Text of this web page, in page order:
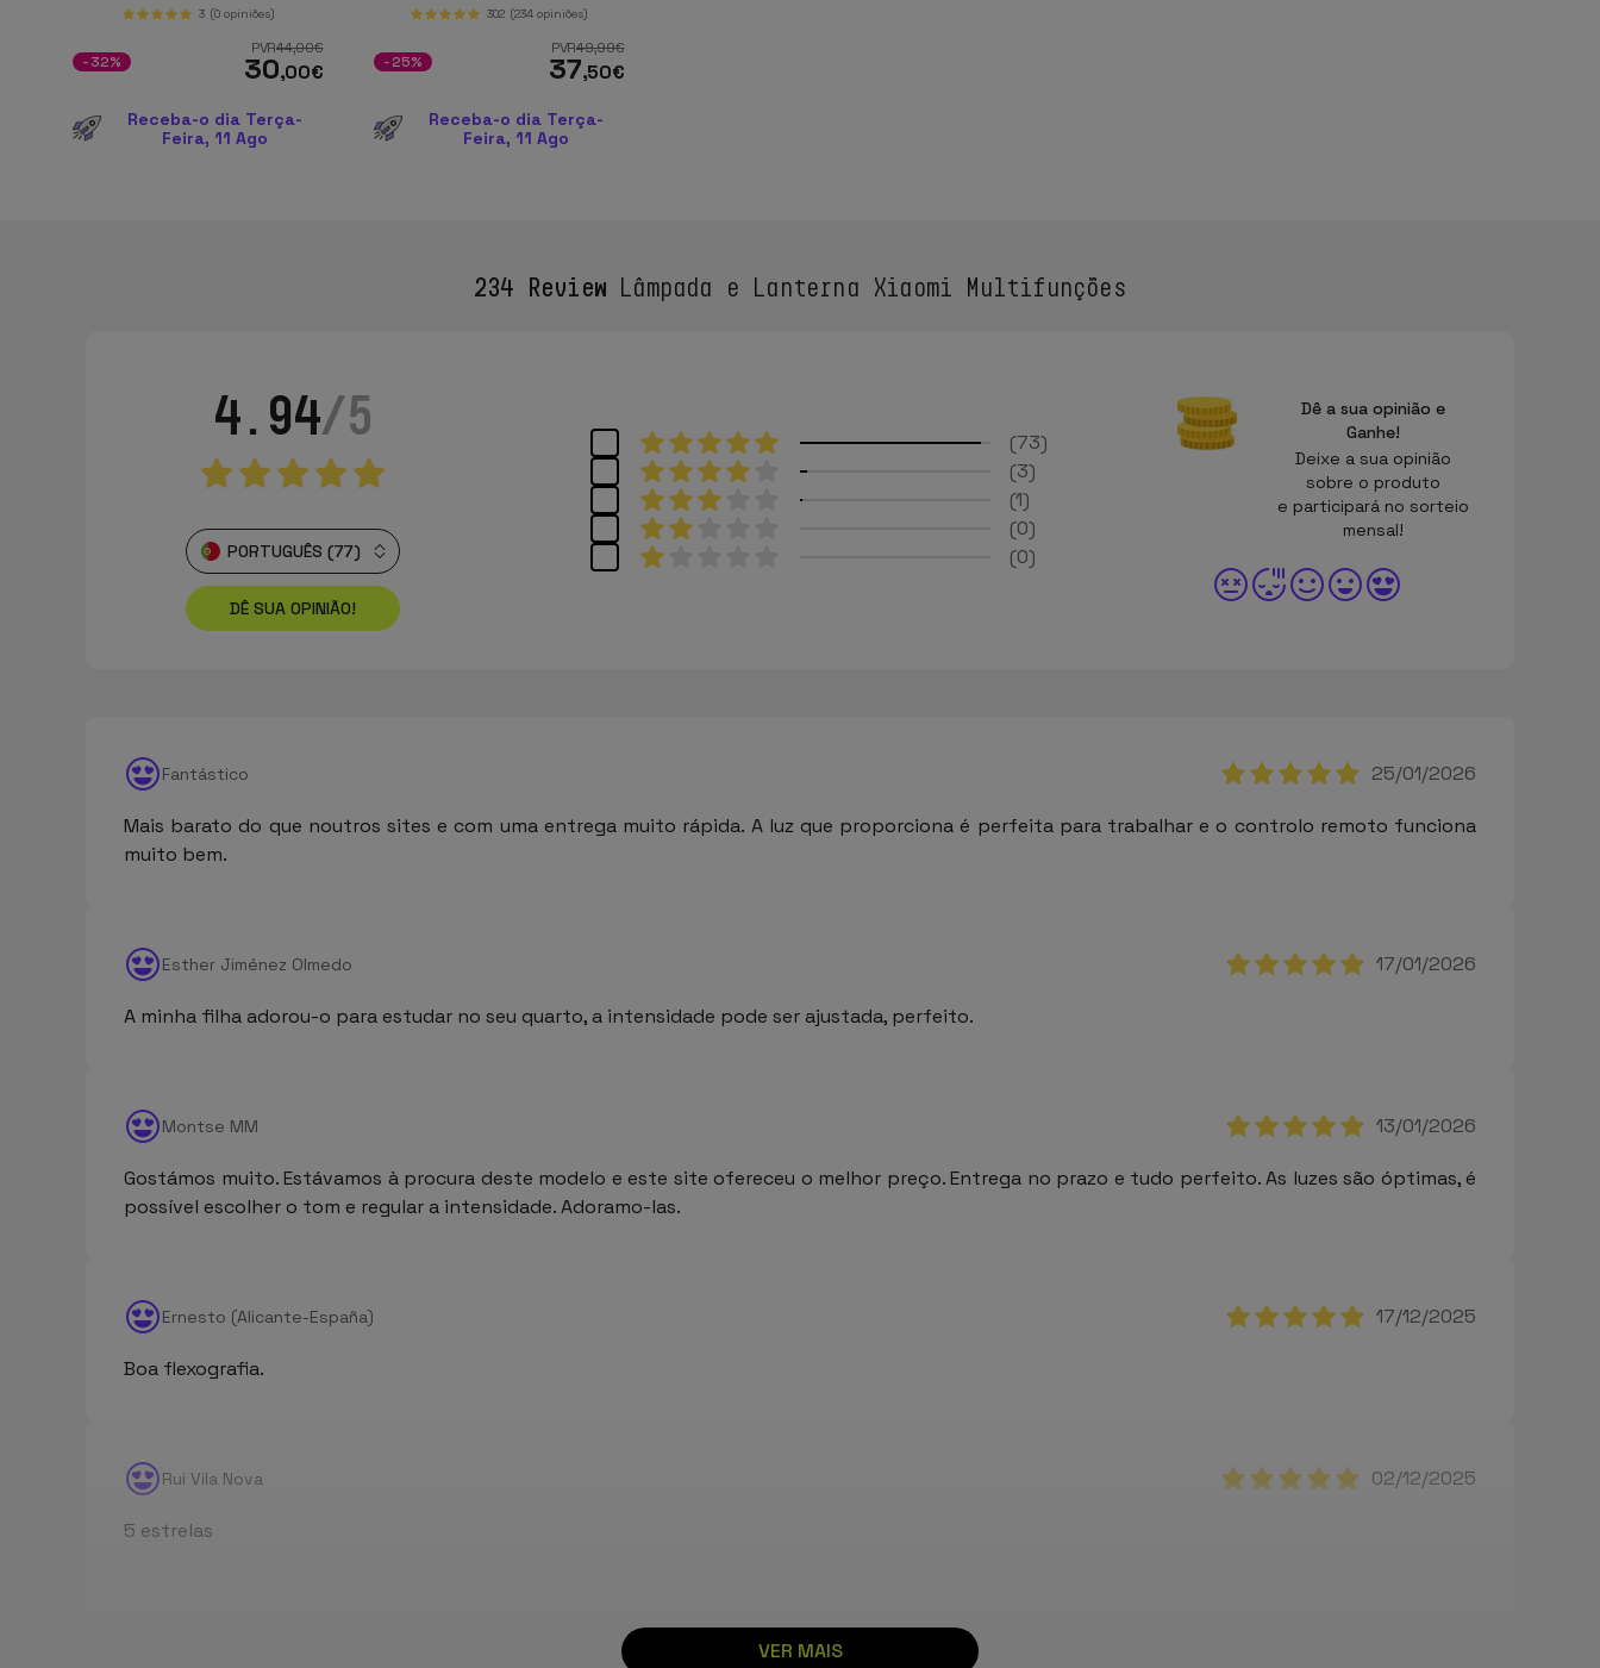
3 (0 opiniões)
PVR44,00€
30,00€
-32%
Receba-o dia Terça-
Feira, 11 Ago
302 (234 opiniões)
PVR49,99€
37,50€
-25%
Receba-o dia Terça-
Feira, 11 Ago
234 Review Lâmpada e Lanterna Xiaomi Multifunções
73
3
1
0
0
4.94/5
DÊ SUA OPINIÃO!
PORTUGUÊS (77)
Dê a sua opinião e
Ganhe!
Deixe a sua opinião
sobre o produto
e participará no sorteio
mensal!
Fantástico 25/01/2026
Mais barato do que noutros sites e com uma entrega muito rápida. A luz que proporciona é perfeita para trabalhar e o controlo remoto funciona
muito bem.
Esther Jiménez Olmedo 17/01/2026
A minha filha adorou-o para estudar no seu quarto, a intensidade pode ser ajustada, perfeito.
Montse MM 13/01/2026
Gostámos muito. Estávamos à procura deste modelo e este site ofereceu o melhor preço. Entrega no prazo e tudo perfeito. As luzes são óptimas, é
possível escolher o tom e regular a intensidade. Adoramo-las.
Ernesto (Alicante-España) 17/12/2025
Boa flexografia.
Rui Vila Nova 02/12/2025
5 estrelas
VER MAIS